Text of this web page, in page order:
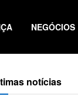
NEGÓCIOS
notícias